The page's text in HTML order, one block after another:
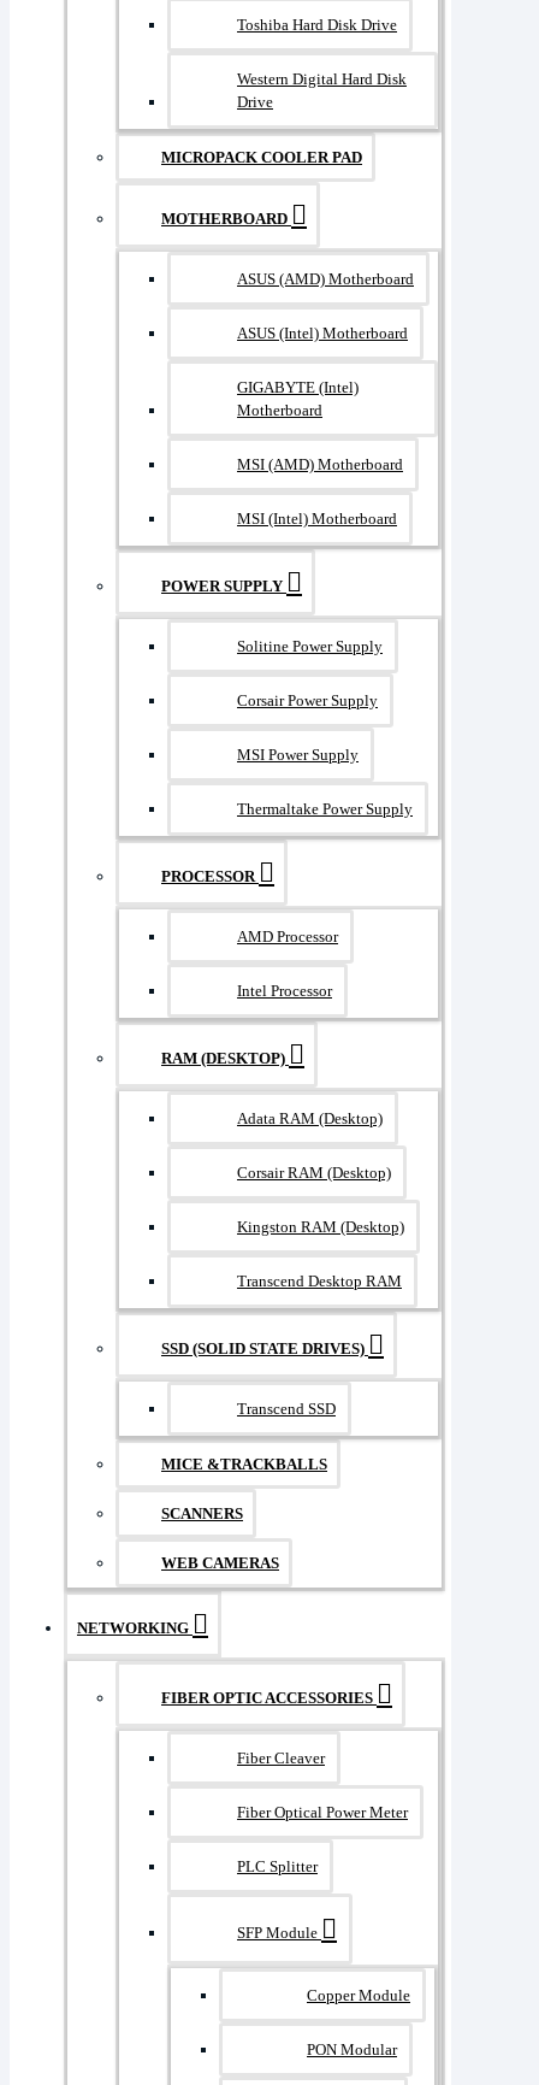
Toshiba Hard Disk Drive
Western Digital Hard Disk
Drive
MICROPACK COOLER PAD
MOTHERBOARD
ASUS (AMD) Motherboard
ASUS (Intel) Motherboard
GIGABYTE (Intel)
Motherboard
MSI (AMD) Motherboard
MSI (Intel) Motherboard
POWER SUPPLY
Solitine Power Supply
Corsair Power Supply
MSI Power Supply
Thermaltake Power Supply
PROCESSOR
AMD Processor
Intel Processor
RAM (DESKTOP)
Adata RAM (Desktop)
Corsair RAM (Desktop)
Kingston RAM (Desktop)
Transcend Desktop RAM
SSD (SOLID STATE DRIVES)
Transcend SSD
MICE &TRACKBALLS
SCANNERS
WEB CAMERAS
NETWORKING
FIBER OPTIC ACCESSORIES
Fiber Cleaver
Fiber Optical Power Meter
PLC Splitter
SFP Module
Copper Module
PON Modular